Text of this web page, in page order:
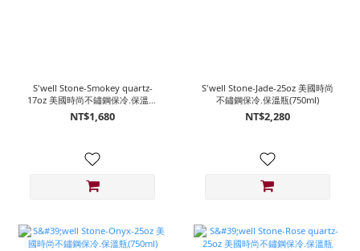
S'well Stone-Smokey quartz-
17oz 美國時尚不鏽鋼保冷.保溫瓶
(500ml)
NT$1,680
S'well Stone-Jade-25oz 美國時尚
不鏽鋼保冷.保溫瓶(750ml)
NT$2,280